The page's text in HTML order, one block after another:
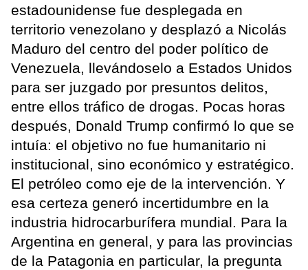
estadounidense fue desplegada en
territorio venezolano y desplazó a Nicolás
Maduro del centro del poder político de
Venezuela, llevándoselo a Estados Unidos
para ser juzgado por presuntos delitos,
entre ellos tráfico de drogas. Pocas horas
después, Donald Trump confirmó lo que se
intuía: el objetivo no fue humanitario ni
institucional, sino económico y estratégico.
El petróleo como eje de la intervención. Y
esa certeza generó incertidumbre en la
industria hidrocarburífera mundial. Para la
Argentina en general, y para las provincias
de la Patagonia en particular, la pregunta